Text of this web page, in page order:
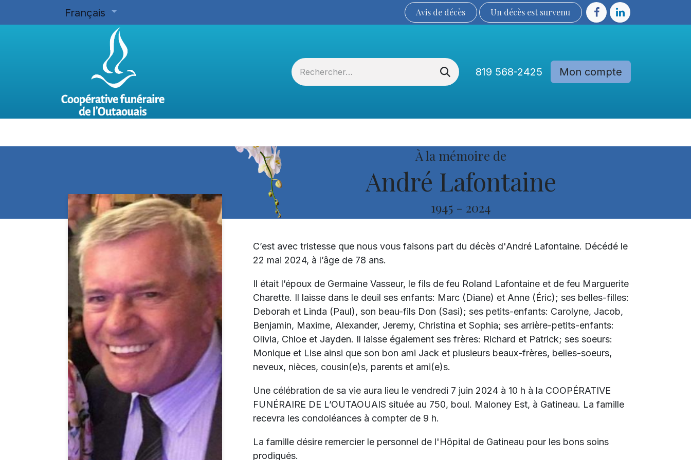
Français Avis de décès Un décès est sur​​​​​​​​ve​nu​​​​​​​​​​
819 568-2425 Mon compte
À la mémoire de
André Lafontaine
1945 - 2024
C’est avec tristesse que nous vous faisons part du décès d'André Lafontaine. Décédé le
22 mai 2024, à l’âge de 78 ans.
Il était l’époux de Germaine Vasseur, le fils de feu Roland Lafontaine et de feu Marguerite
Charette. Il laisse dans le deuil ses enfants: Marc (Diane) et Anne (Éric); ses belles-filles:
Deborah et Linda (Paul), son beau-fils Don (Sasi); ses petits-enfants: Carolyne, Jacob,
Benjamin, Maxime, Alexander, Jeremy, Christina et Sophia; ses arrière-petits-enfants:
Olivia, Chloe et Jayden. Il laisse également ses frères: Richard et Patrick; ses soeurs:
Monique et Lise ainsi que son bon ami Jack et plusieurs beaux-frères, belles-soeurs,
neveux, nièces, cousin(e)s, parents et ami(e)s.
Une célébration de sa vie aura lieu le vendredi 7 juin 2024 à 10 h à la COOPÉRATIVE
FUNÉRAIRE DE L’OUTAOUAIS située au 750, boul. Maloney Est, à Gatineau. La famille
recevra les condoléances à compter de 9 h.
La famille désire remercier le personnel de l'Hôpital de Gatineau pour les bons soins
prodigués.